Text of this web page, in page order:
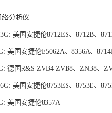
络分析仪
美国安捷伦8712ES、8712B、
美国安捷伦E5062A、8356A、
德国R&S ZVB4 ZVB8、ZNB8、
美国安捷伦8753ES、8753E、
美国安捷伦8357A